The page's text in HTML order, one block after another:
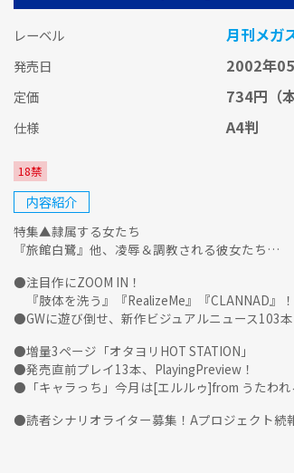
レーベル 月刊メガ
発売日 2002年
定価 734円
仕様 A4判
18禁
内容紹介
特集▲隷属する女たち
『旅館白鷺』他、凌辱＆調教される彼女たち…
●注目作にZOOM IN！
『肢体を洗う』『RealizeMe』『CLANNAD』！
●GWに遊び倒せ、新作ビジュアルニュース103本
●増量3ページ「オタヨリHOT STATION」
●発売直前プレイ13本、PlayingPreview！
●「キャラっち」今月は[エルルゥ]from うたわ
●読者シナリオライター募集！Aプロジェクト続